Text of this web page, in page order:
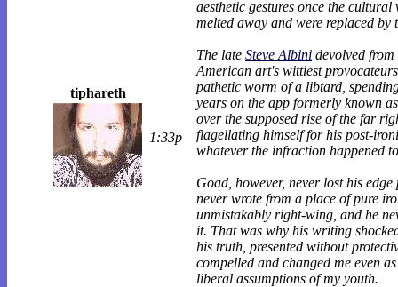
tiphareth
1:33p
aesthetic gestures once the cultural
melted away and were replaced by
The late Steve Albini devolved
American art's wittiest
pathetic worm of a libtard,
years on the app formerly known
over the supposed rise of the far
flagellating himself for his post-
whatever the infraction happened
Goad, however, never lost his edge
never wrote from a place of pure
unmistakably right-wing, and he
it. That was why his writing
his truth, presented without
compelled and changed me even
liberal assumptions of my youth.